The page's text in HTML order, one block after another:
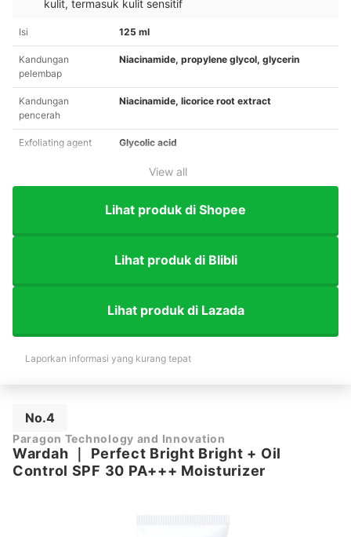
kulit, termasuk kulit sensitif
Isi 125 ml
Kandungan
pelembap
Niacinamide, propylene glycol, glycerin
Kandungan
pencerah
Niacinamide, licorice root extract
Exfoliating agent Glycolic acid
View all
Lihat produk di Shopee
Lihat produk di Blibli
Lihat produk di Lazada
Laporkan informasi yang kurang tepat
No.4
Paragon Technology and Innovation
Wardah
Perfect Bright Bright + Oil
Control SPF 30 PA+++ Moisturizer